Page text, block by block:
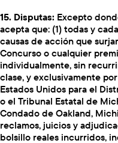
15. Disputas: Excepto
acepta que: (1) todas y
causas de acción que
Concurso o cualquier
individualmente, sin
clase, y exclusivamente
Estados Unidos para el
o el Tribunal Estatal de
Condado de Oakland,
reclamos, juicios y
bolsillo reales incurridos,